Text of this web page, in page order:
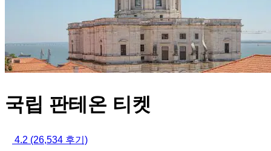
국립 판테온 티켓
4.2 (26,534 후기)